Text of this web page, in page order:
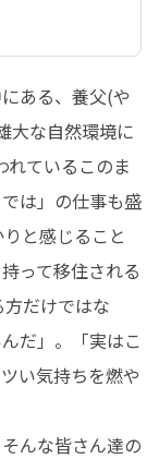
ある、養父(や
大な自然環境に
れているこのま
は」の仕事も盛
と感じること
って移住される
だけではな
だ」。「実はこ
い気持ちを燃や
んな皆さん達の